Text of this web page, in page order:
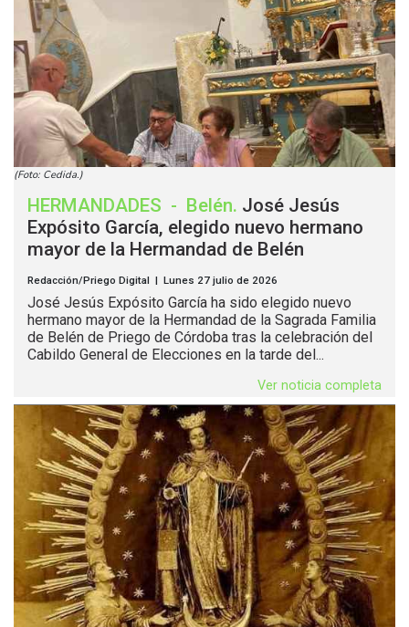
(Foto: Cedida.)
HERMANDADES - Belén. José Jesús
Expósito García, elegido nuevo hermano
mayor de la Hermandad de Belén
Redacción/Priego Digital | Lunes 27 julio de 2026
José Jesús Expósito García ha sido elegido nuevo
hermano mayor de la Hermandad de la Sagrada Familia
de Belén de Priego de Córdoba tras la celebración del
Cabildo General de Elecciones en la tarde del...
Ver noticia completa